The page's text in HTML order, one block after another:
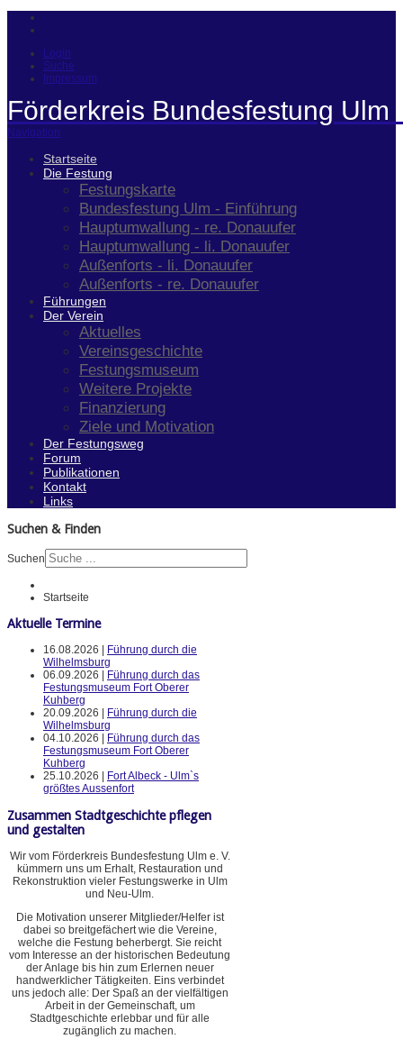
Login
Suche
Impressum
Förderkreis Bundesfestung Ulm
Navigation
Startseite
Die Festung
Festungskarte
Bundesfestung Ulm - Einführung
Hauptumwallung - re. Donauufer
Hauptumwallung - li. Donauufer
Außenforts - li. Donauufer
Außenforts - re. Donauufer
Führungen
Der Verein
Aktuelles
Vereinsgeschichte
Festungsmuseum
Weitere Projekte
Finanzierung
Ziele und Motivation
Der Festungsweg
Forum
Publikationen
Kontakt
Links
Suchen & Finden
Suchen
Startseite
Aktuelle Termine
16.08.2026 |
Führung durch die
Wilhelmsburg
06.09.2026 |
Führung durch das
Festungsmuseum Fort Oberer
Kuhberg
20.09.2026 |
Führung durch die
Wilhelmsburg
04.10.2026 |
Führung durch das
Festungsmuseum Fort Oberer
Kuhberg
25.10.2026 |
Fort Albeck - Ulm`s
größtes Aussenfort
Zusammen Stadtgeschichte pflegen
und gestalten
Wir vom Förderkreis Bundesfestung Ulm e. V.
kümmern uns um Erhalt, Restauration und
Rekonstruktion vieler Festungswerke in Ulm
und Neu-Ulm.
Die Motivation unserer Mitglieder/Helfer ist
dabei so breitgefächert wie die Vereine,
welche die Festung beherbergt. Sie reicht
vom Interesse an der historischen Bedeutung
der Anlage bis hin zum Erlernen neuer
handwerklicher Tätigkeiten. Eins verbindet
uns jedoch alle: Der Spaß an der vielfältigen
Arbeit in der Gemeinschaft, um
Stadtgeschichte erlebbar und für alle
zugänglich zu machen.